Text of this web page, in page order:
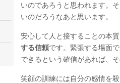
いのであろうと思われます。
いのだろうなあと思います。
安心して人と接することの本
する信頼です。緊張する場面
できるという確信があれば、
笑顔の訓練には自分の感情を